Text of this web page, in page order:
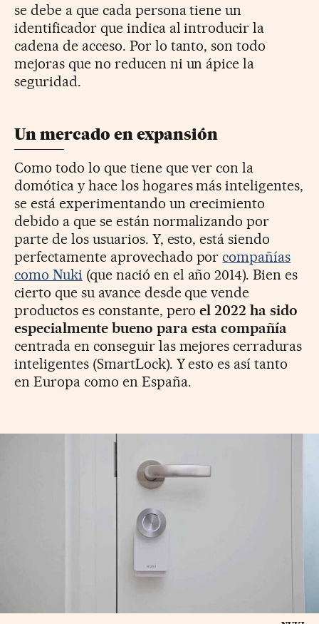
se debe a que cada persona tiene un
identificador que indica al introducir la
cadena de acceso. Por lo tanto, son todo
mejoras que no reducen ni un ápice la
seguridad.
Un mercado en expansión
Como todo lo que tiene que ver con la
domótica y hace los hogares más inteligentes,
se está experimentando un crecimiento
debido a que se están normalizando por
parte de los usuarios. Y, esto, está siendo
perfectamente aprovechado porcompañías
como Nuki (que nació en el año 2014). Bien es
cierto que su avance desde que vende
productos es constante, peroel 2022 ha sido
especialmente bueno para esta compañía
centrada en conseguir las mejores cerraduras
inteligentes (SmartLock). Y esto es así tanto
en Europa como en España.